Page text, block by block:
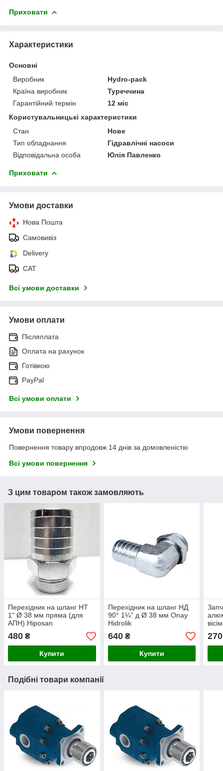
Приховати
Характеристики
Основні
Виробник
Hydro-pack
Країна виробник
Туреччина
Гарантійний термін
12 міс
Користувальницькі характеристики
Стан
Нове
Тип обладнання
Гідравлічні насоси
Відповідальна особа
Юлія Павленко
Приховати
Умови доставки
Нова Пошта
Самовивіз
Delivery
САТ
Всі умови доставки
Умови оплати
Післяплата
Оплата на рахунок
Готівкою
PayPal
Всі умови оплати
Умови повернення
Повернення товару впродовж 14 днів за домовленістю
Всі умови повернення
З цим товаром також замовляють
Перехідник на шланг НТ
1" Ø 38 мм пряма (для
АПН) Hiposan
480 ₴
Купити
Перехідник на шланг НД
90° 1¼” д Ø 38 мм Onay
Hidrolik
640₴
Купити
270
Подібні товари компанії